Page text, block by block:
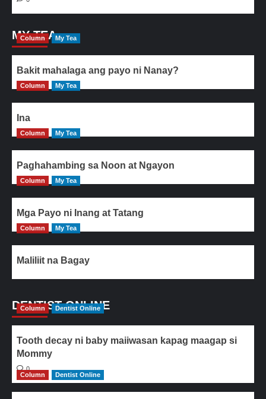
MY TEA
Column My Tea
Bakit mahalaga ang payo ni Nanay?
Column My Tea
Ina
Column My Tea
Paghahambing sa Noon at Ngayon
Column My Tea
Mga Payo ni Inang at Tatang
Column My Tea
Maliliit na Bagay
DENTIST ONLINE
Column Dentist Online
Tooth decay ni baby maiiwasan kapag maagap si
Mommy
0
Column
Dentist Online